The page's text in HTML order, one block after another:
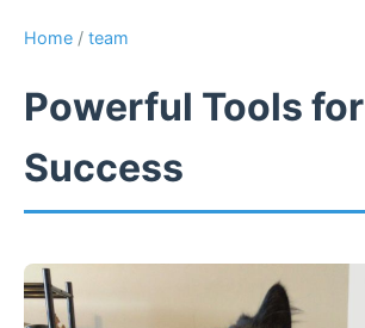
Home / team
Powerful Tools for
Success